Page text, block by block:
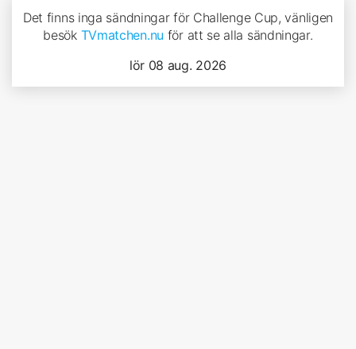
Det finns inga sändningar för Challenge Cup, vänligen
besök TVmatchen.nu för att se alla sändningar.
lör 08 aug. 2026